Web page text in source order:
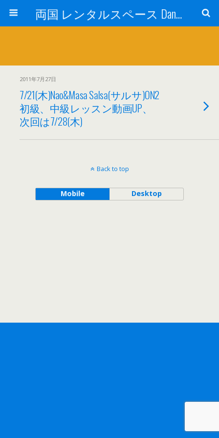
両国 レンタルスペース Dance Studio Happy Turn (ダンススタジオ ハッピーターン)
2011年7月27日
7/21(木)Nao&Masa Salsa(サルサ)ON2
初級、中級レッスン動画UP、
次回は7/28(木)
Back to top
Mobile Desktop